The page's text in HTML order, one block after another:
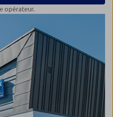
opérateur.